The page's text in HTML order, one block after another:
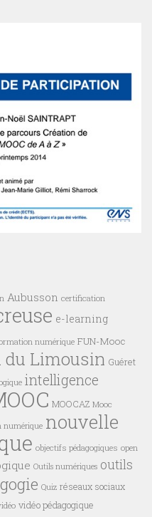
Aubusson certification
e-learning
numérique FUN-Mooc
du Limousin Guéret
intelligence
MOOCAZ Mooc
numérique nouvelle
objectifs pédagogiques open
Outils numériques outils
Quiz réseaux sociaux
vidéo pédagogique